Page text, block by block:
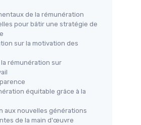
de la rémunération
pour bâtir une stratégie de
sur la motivation des
rémunération sur
équitable grâce à la
aux nouvelles générations
de la main d'œuvre